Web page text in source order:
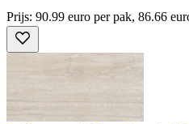
Prijs: 90.99 euro per pak, 86.66